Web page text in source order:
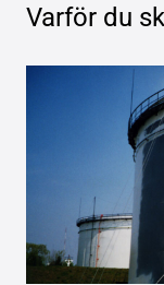
Varför du